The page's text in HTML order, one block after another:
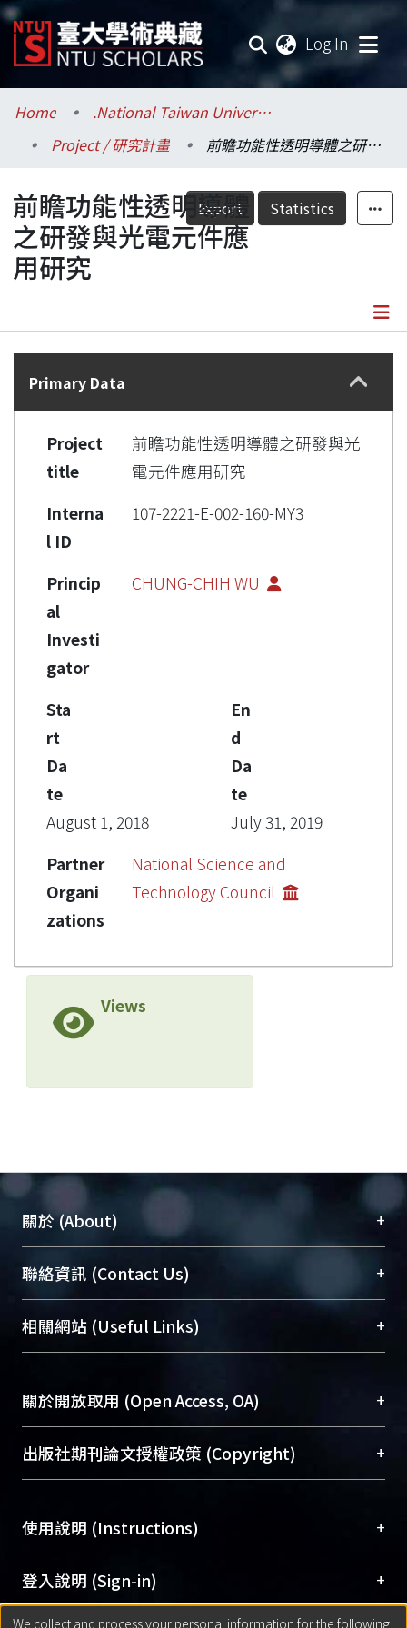
Log In
Communities & Collections
Research Outputs
Fundings & Projects
Researchers
Statistics
Home
.National Taiwan University / 國立臺灣大學
Project / 研究計畫
前瞻功能性透明導體之研發與光電元件應用研究
Export Statistics
前瞻功能性透明導體
之研發與光電元件應
用研究
Details
Primary Data
Project
title
前瞻功能性透明導體之研發與光
電元件應用研究
Interna
l ID
107-2221-E-002-160-MY3
Princip
al
Investi
gator
CHUNG-CHIH WU
Sta
rt
Da
te
August 1, 2018
En
d
Da
te
July 31, 2019
Partner
Organi
zations
National Science and
Technology Council
Views
關於 (About) +
臺大位居世界頂尖大學之列，為永久珍藏及向國際
展現本校豐碩的研究成果及學術能量，圖書館整合
機構典藏（NTUR）與學術庫（AH）不同功能平
台，成為臺大學術典藏NTU scholars。期能整合研
成果。
To permanently archive and promote researcher
profiles and scholarly works, Library integrates the
services of “NTU Repository” with “Academic
聯絡資訊 (Contact Us) +
總館學科館員(Main Library)
醫學圖書館學科館員(Medical Library)
Sciences Library)
相關網站 (Useful Links) +
關於開放取用 (Open Access, OA) +
開放取用是從使用者角度提升資訊取用性的社會運
動，應用在學術研究上是透過將研究著作公開供使
用逐年攀升。同時可加速研究發展、提升研究影響
Archive）平台。 （點選深入了解OA）
出版社期刊論文授權政策 (Copyright) +
含部分內容的版權非匯入者所有，或由第三方贊
助與合作完成，請確認該版權所有者及第三方同
意提供此授權。
Please represent that the submission is your
original work, and that you have the right to
使用說明 (Instructions) +
網站簡介(Quickstart Guide)
使用手冊(Instruction Manual)
登入說明 (Sign-in) +
We collect and process your personal information for the following